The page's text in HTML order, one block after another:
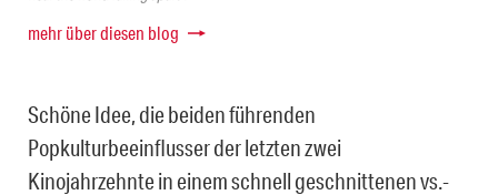
mehr über diesen blog
Schöne Idee, die beiden führenden
Popkulturbeeinflusser der letzten zwei
Kinojahrzehnte in einem schnell geschnittenen vs.-